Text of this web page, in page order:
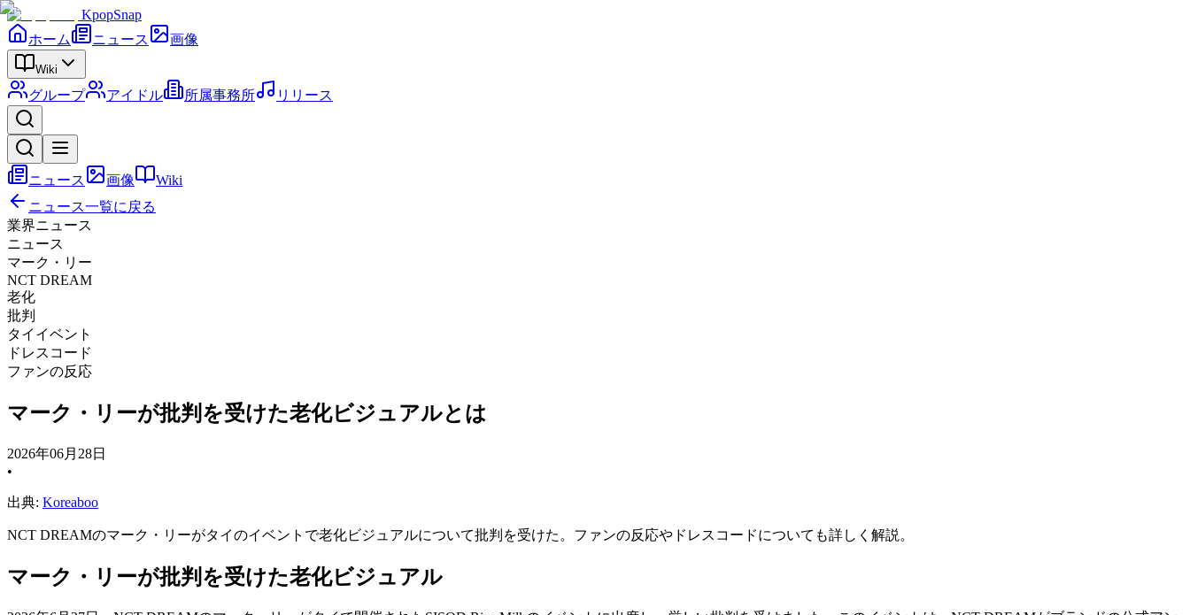
KpopSnap
ホーム
ニュース 画像
Wiki
グループ アイドル 所属事務所 リリース
ニュース 画像
Wiki
ニュース一覧に戻る
業界ニュース
ニュース
マーク・リー
NCT DREAM
老化
批判
タイイベント
ドレスコード
ファンの反応
マーク・リーが批判を受けた老化ビジュアルとは
2026年06月28日
•
出典: Koreaboo
NCT DREAMのマーク・リーがタイのイベントで老化ビジュアルについて批判を受けた。ファンの反応やドレスコードについても詳しく解説。
マーク・リーが批判を受けた老化ビジュアル